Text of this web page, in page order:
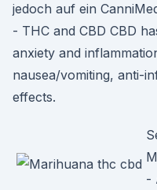
jedoch auf ein
- THC and CBD CBD
anxiety and
nausea/vomiting, anti-
effects.
-